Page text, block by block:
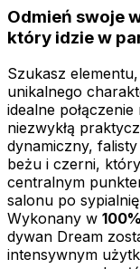
Odmień swoje
który idzie w
Szukasz
unikalnego
idealne
niezwykłą
dynamiczny,
beżu i czerni,
centralnym
salonu po
Wykonany w
dywan Dream
intensywnym